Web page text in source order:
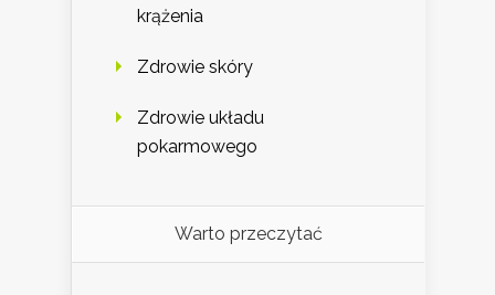
krążenia
Zdrowie skóry
Zdrowie układu
pokarmowego
Warto przeczytać